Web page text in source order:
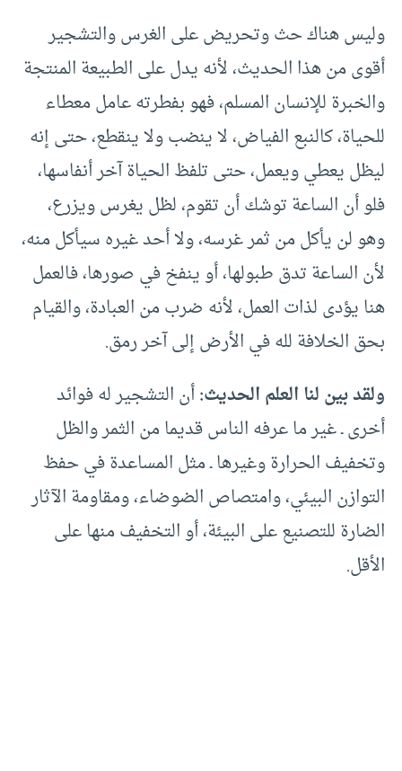
وليس هناك حث وتحريض على الغرس والتشجير
أقوى من هذا الحديث، لأنه يدل على الطبيعة المنتجة
والخبرة للإنسان المسلم، فهو بفطرته عامل معطاء
للحياة، كالنبع الفياض، لا ينضب ولا ينقطع، حتى إنه
ليظل يعطي ويعمل، حتى تلفظ الحياة آخر أنفاسها،
فلو أن الساعة توشك أن تقوم، لظل يغرس ويزرع،
وهو لن يأكل من ثمر غرسه، ولا أحد غيره سيأكل منه،
لأن الساعة تدق طبولها، أو ينفخ في صورها، فالعمل
هنا يؤدى لذات العمل، لأنه ضرب من العبادة، والقيام
بحق الخلافة لله في الأرض إلى آخر رمق.
ولقد بين لنا العلم الحديث:أن التشجير له فوائد
أخرى ـ غير ما عرفه الناس قديما من الثمر والظل
وتخفيف الحرارة وغيرها ـ مثل المساعدة في حفظ
التوازن البيئي، وامتصاص الضوضاء، ومقاومة الآثار
الضارة للتصنيع على البيئة، أو التخفيف منها على
الأقل.